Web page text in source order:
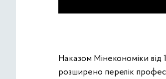
Наказом Мінекономіки від
розширено перелік